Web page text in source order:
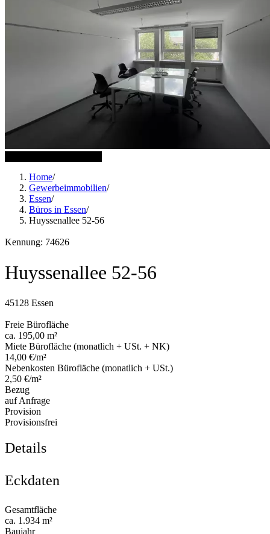
Home/
Gewerbeimmobilien/
Essen/
Büros in Essen/
Huyssenallee 52-56
Kennung: 74626
Huyssenallee 52-56
45128 Essen
Freie Bürofläche
ca. 195,00 m²
Miete Bürofläche (monatlich + USt. + NK)
14,00 €/m²
Nebenkosten Bürofläche (monatlich + USt.)
2,50 €/m²
Bezug
auf Anfrage
Provision
Provisionsfrei
Details
Eckdaten
Gesamtfläche
ca. 1.934 m²
Baujahr